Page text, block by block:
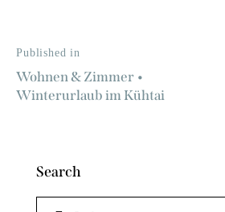
Published in
Wohnen & Zimmer •
Winterurlaub im Kühtai
Search